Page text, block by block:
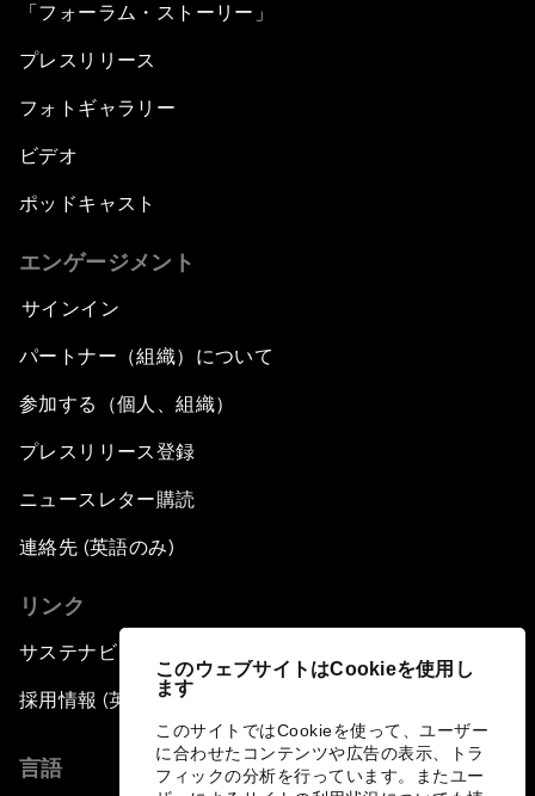
このウェブサイトはCookieを使用し
ます
このサイトではCookieを使って、ユーザー
に合わせたコンテンツや広告の表示、トラ
フィックの分析を行っています。またユー
「フォーラム・ストーリー」
プレスリリース
フォトギャラリー
ビデオ
ポッドキャスト
エンゲージメント
サインイン
パートナー（組織）について
参加する（個人、組織）
プレスリリース登録
ニュースレター購読
連絡先 (英語のみ)
リンク
サステナビリティへの取り組み
採用情報 (英語のみ)
言語